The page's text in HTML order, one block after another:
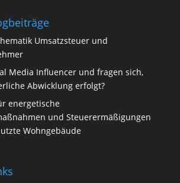
Umsatzsteuer und
Media Influencer und fragen sich,
Abwicklung erfolgt?
energetische
und Steuerermäßigungen
Wohngebäude